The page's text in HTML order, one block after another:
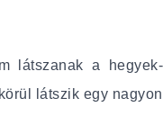
látszanak a hegyek-
látszik egy nagyon